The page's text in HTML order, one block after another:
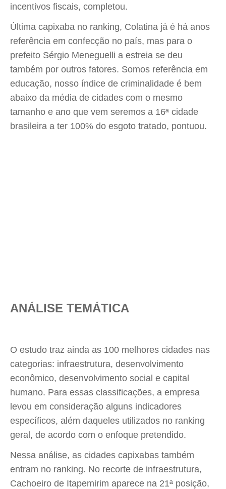
incentivos fiscais, completou.
Última capixaba no ranking, Colatina já é há anos
referência em confecção no país, mas para o
prefeito Sérgio Meneguelli a estreia se deu
também por outros fatores. Somos referência em
educação, nosso índice de criminalidade é bem
abaixo da média de cidades com o mesmo
tamanho e ano que vem seremos a 16ª cidade
brasileira a ter 100% do esgoto tratado, pontuou.
ANÁLISE TEMÁTICA
O estudo traz ainda as 100 melhores cidades nas
categorias: infraestrutura, desenvolvimento
econômico, desenvolvimento social e capital
humano. Para essas classificações, a empresa
levou em consideração alguns indicadores
específicos, além daqueles utilizados no ranking
geral, de acordo com o enfoque pretendido.
Nessa análise, as cidades capixabas também
entram no ranking. No recorte de infraestrutura,
Cachoeiro de Itapemirim aparece na 21ª posição,